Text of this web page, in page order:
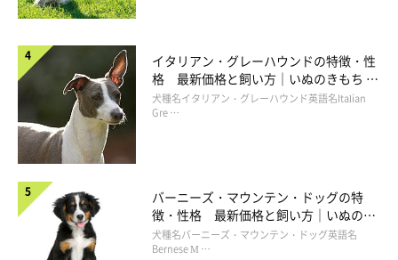
イタリアン・グレーハウンドの特徴・性
格 最新価格と飼い方｜いぬのきもち 犬
図鑑
犬種名イタリアン・グレーハウンド英語名Italian
Gre …
バーニーズ・マウンテン・ドッグの特
徴・性格 最新価格と飼い方｜いぬのき
もち 犬図鑑
犬種名バーニーズ・マウンテン・ドッグ英語名
Bernese M …